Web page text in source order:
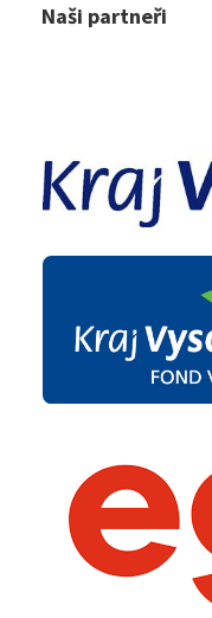
Naši partneři